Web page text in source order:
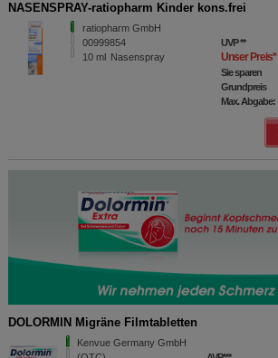
NASENSPRAY-ratiopharm Kinder kons.frei
ratiopharm GmbH
00999854
10 ml Nasenspray
UVP**
Unser Preis*
Sie sparen
Grundpreis
Max. Abgabe:
DOLORMIN Migräne Filmtabletten
Kenvue Germany GmbH